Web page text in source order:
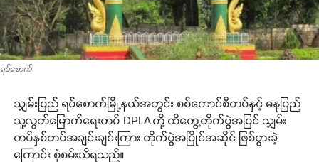
ရပ်စောက်
သျှမ်းပြည် ရပ်စောက်မြို့နယ်အတွင်း စစ်ကောင်စီတပ်နှင့် ဓနုပြည်
သူ့လွတ်မြောက်ရေးတပ် DPLA တို့ ထိတွေ့တိုက်ပွဲအပြင် သျှမ်း
တပ်နှစ်တပ်အချင်းချင်းကြား တိုက်ပွဲအပြိုင်အဆိုင် ဖြစ်ပွားခဲ့
ကြောင်း စုံစမ်းသိရသည်။